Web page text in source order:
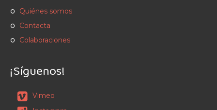
Quiénes somos
Contacta
Colaboraciones
¡Síguenos!
Vimeo